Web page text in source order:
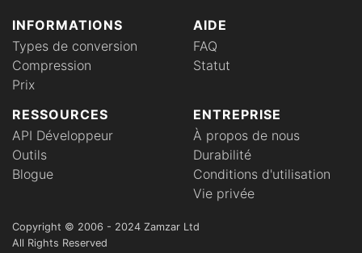
INFORMATIONS
Types de conversion
Compression
Prix
AIDE
FAQ
Statut
RESSOURCES
API Développeur
Outils
Blogue
ENTREPRISE
À propos de nous
Durabilité
Conditions d'utilisation
Vie privée
Copyright © 2006 - 2024 Zamzar Ltd
All Rights Reserved